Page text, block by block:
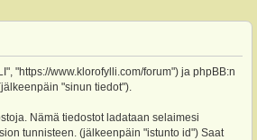
"https://www.klorofylli.com/forum") ja phpBB:n
"sinun tiedot").
Nämä tiedostot ladataan selaimesi
tunnisteen. (jälkeenpäin "istunto id") Saat